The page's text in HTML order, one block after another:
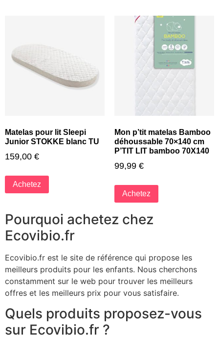
Matelas pour lit Sleepi
Junior STOKKE blanc TU
159,00 €
Achetez
Mon p’tit matelas Bamboo
déhoussable 70×140 cm
P’TIT LIT bamboo 70X140
99,99 €
Achetez
Pourquoi achetez chez
Ecovibio.fr
Ecovibio.fr est le site de référence qui propose les
meilleurs produits pour les enfants. Nous cherchons
constamment sur le web pour trouver les meilleurs
offres et les meilleurs prix pour vous satisfaire.
Quels produits proposez-vous
sur Ecovibio.fr ?